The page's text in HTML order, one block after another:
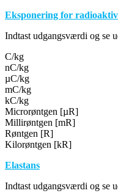
Eksponering for
Indtast udgangsværdi og se
C/kg
nC/kg
µC/kg
mC/kg
kC/kg
Microrøntgen [µR]
Millirøntgen [mR]
Røntgen [R]
Kilorøntgen [kR]
Elastans
Indtast udgangsværdi og se